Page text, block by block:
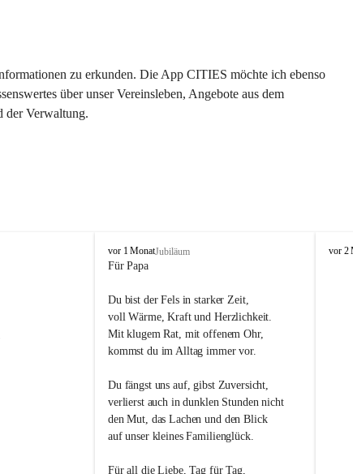
zu erkunden. Die App CITIES möchte ich ebenso
über unser Vereinsleben, Angebote aus dem
der Verwaltung.
O
s
i
vor 1 MonatJubiläum
Für Papa
Du bist der Fels in starker Zeit,
voll Wärme, Kraft und Herzlichkeit.
Mit klugem Rat, mit offenem Ohr,
kommst du im Alltag immer vor.
Du fängst uns auf, gibst Zuversicht,
verlierst auch in dunklen Stunden nicht
den Mut, das Lachen und den Blick
auf unser kleines Familienglück.
Für all die Liebe, Tag für Tag,
O
vor 2